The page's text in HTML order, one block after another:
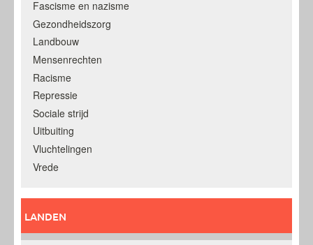
Fascisme en nazisme
Gezondheidszorg
Landbouw
Mensenrechten
Racisme
Repressie
Sociale strijd
Uitbuiting
Vluchtelingen
Vrede
LANDEN